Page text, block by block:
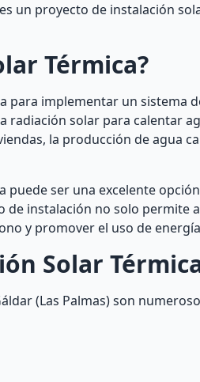
un proyecto de instalación
Térmica?
para implementar un sistema
radiación solar para calentar
la producción de agua
puede ser una excelente
de instalación no solo permite
y promover el uso de
Solar
(Las Palmas) son